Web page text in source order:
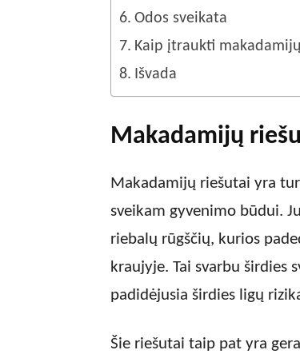
Odos sveikata
Kaip įtraukti
Išvada
Makadamijų
Makadamijų riešutai yra
sveikam gyvenimo būdui.
riebalų rūgščių, kurios
kraujyje. Tai svarbu širdies
padidėjusia širdies ligų
Šie riešutai taip pat yra